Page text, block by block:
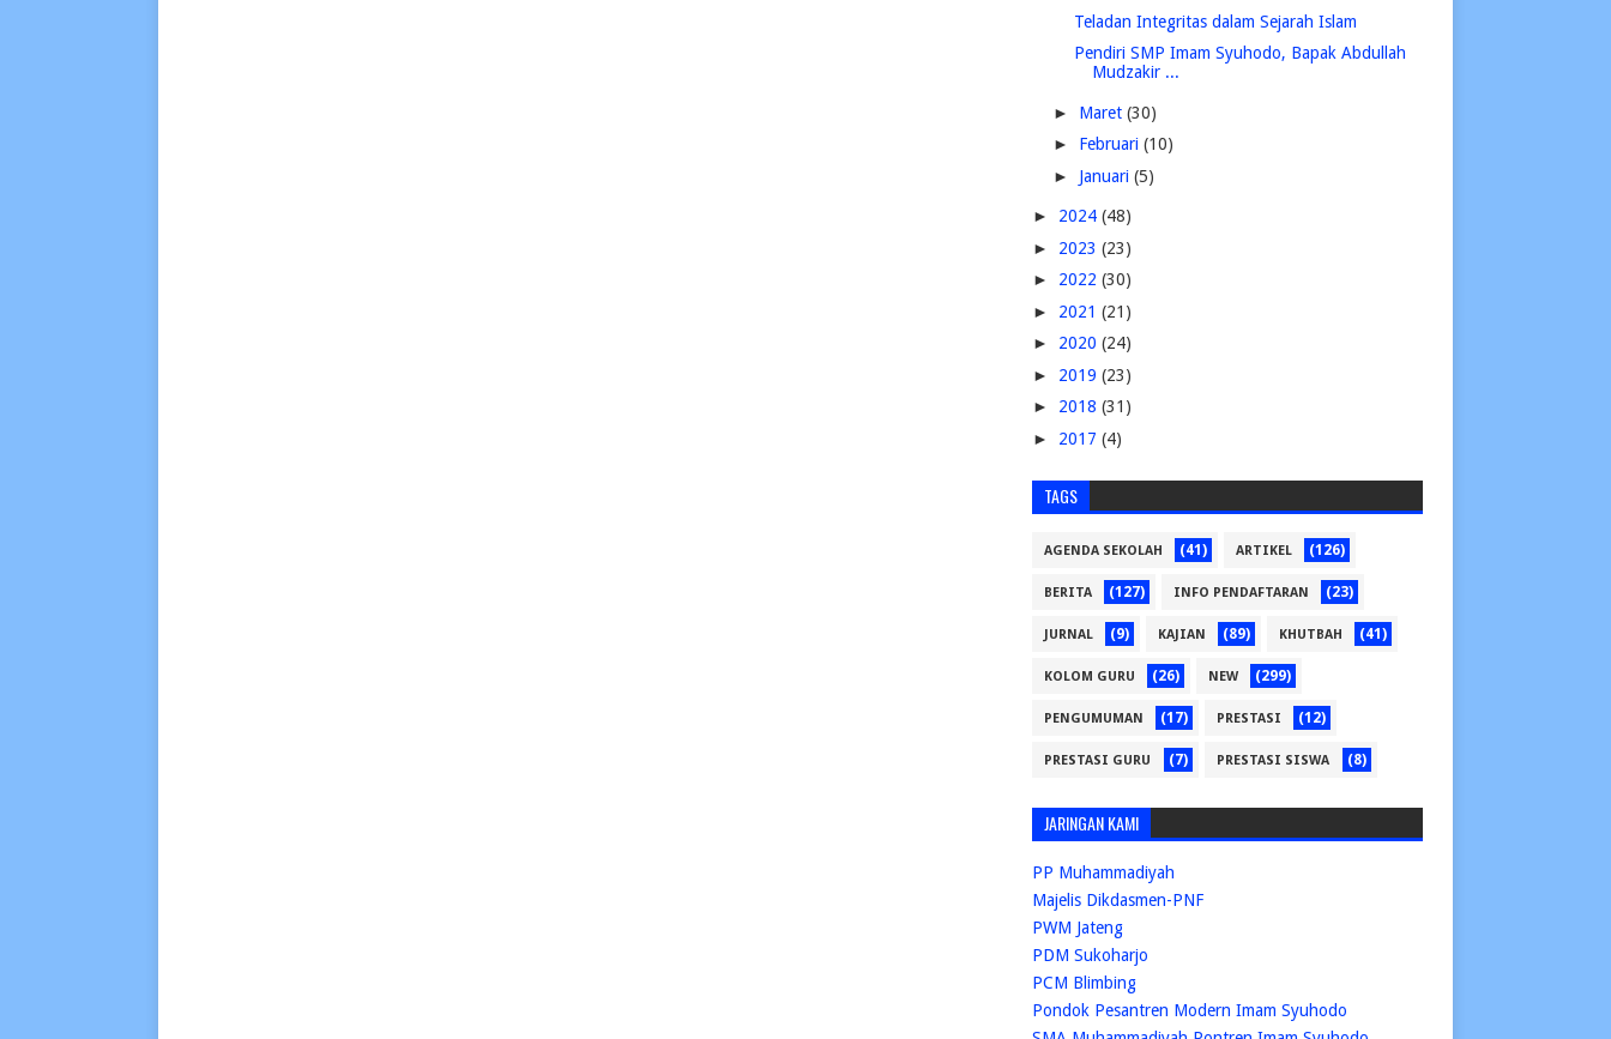
Teladan Integritas dalam Sejarah Islam
Pendiri SMP Imam Syuhodo, Bapak Abdullah
Mudzakir ...
► Maret (30)
► Februari (10)
► Januari (5)
► 2024 (48)
► 2023 (23)
► 2022 (30)
► 2021 (21)
► 2020 (24)
► 2019 (23)
► 2018 (31)
► 2017 (4)
TAGS
AGENDA SEKOLAH (41) ARTIKEL (126)
BERITA (127) INFO PENDAFTARAN (23)
JURNAL (9) KAJIAN (89) KHUTBAH (41)
KOLOM GURU (26) NEW (299)
PENGUMUMAN (17) PRESTASI (12)
PRESTASI GURU (7) PRESTASI SISWA (8)
JARINGAN KAMI
PP Muhammadiyah
Majelis Dikdasmen-PNF
PWM Jateng
PDM Sukoharjo
PCM Blimbing
Pondok Pesantren Modern Imam Syuhodo